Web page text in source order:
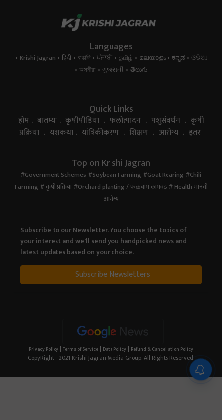
Languages
Krishi Jagran हिंदी বাঙালি ਪੰਜਾਬੀ தமிழ் മലയാളം ಕನ್ನಡ
ଓଡିଆ
অসমীয়া
ગુજરાતી తెలుగు
Quick Links
होम बातम्या कृषीपीडिया फलोत्पादन पशुसंवर्धन
कृषी
प्रक्रिया
यशकथा यांत्रिकीकरण शिक्षण आरोग्य इतर
Top on Krishi Jagran
Government Schemes Soybean Farming Goat Rearing
Chili
Farming कृषी प्रक्रिया Orchard planting / फळबाग लागवड Health मानवी
आरोग्य
Subscribe to our Newsletter. You choose the topics of
your interest and we'll send you handpicked news and
latest updates based on your choice.
Subscribe Newsletters
Privacy Policy | Terms of Service | Data Policy | Refund & Cancellation Policy
CopyRight - 2021 Krishi Jagran Media Group. All Rights Reserved.